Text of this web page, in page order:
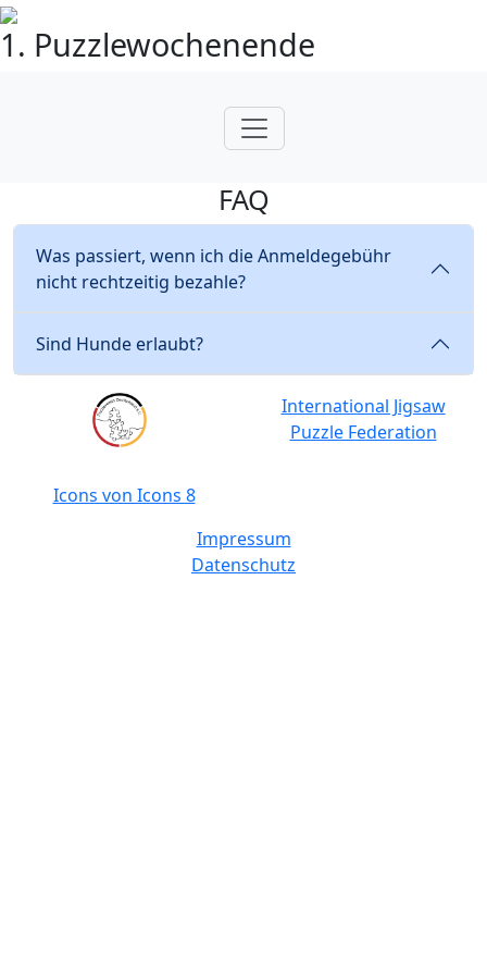
1. Puzzlewochenende
FAQ
Was passiert, wenn ich die Anmeldegebühr
nicht rechtzeitig bezahle?
Sind Hunde erlaubt?
International Jigsaw
Puzzle Federation
Icons von Icons 8
Impressum
Datenschutz